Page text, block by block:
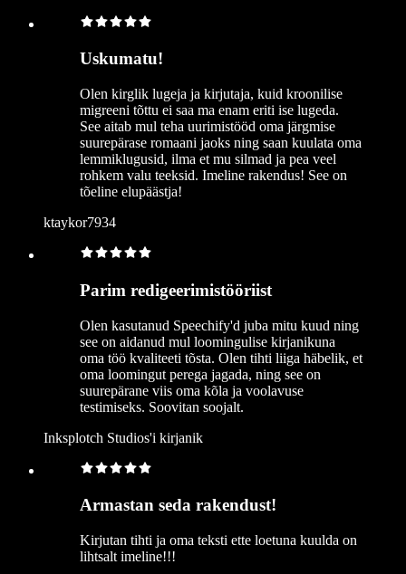
Uskumatu!
Olen kirglik lugeja ja kirjutaja, kuid kroonilise
migreeni tõttu ei saa ma enam eriti ise lugeda.
See aitab mul teha uurimistööd oma järgmise
suurepärase romaani jaoks ning saan kuulata oma
lemmiklugusid, ilma et mu silmad ja pea veel
rohkem valu teeksid. Imeline rakendus! See on
tõeline elupäästja!
ktaykor7934
Parim redigeerimistööriist
Olen kasutanud Speechify'd juba mitu kuud ning
see on aidanud mul loomingulise kirjanikuna
oma töö kvaliteeti tõsta. Olen tihti liiga häbelik, et
oma loomingut perega jagada, ning see on
suurepärane viis oma kõla ja voolavuse
testimiseks. Soovitan soojalt.
Inksplotch Studios'i kirjanik
Armastan seda rakendust!
Kirjutan tihti ja oma teksti ette loetuna kuulda on
lihtsalt imeline!!!